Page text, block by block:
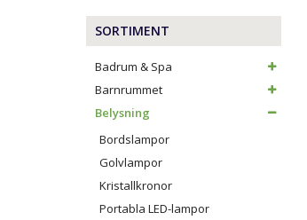
SORTIMENT
Badrum & Spa
Barnrummet
Belysning
Bordslampor
Golvlampor
Kristallkronor
Portabla LED-lampor